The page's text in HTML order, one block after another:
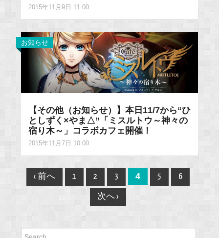
2015年11月9日 11:00
お知らせ
【その他（お知らせ）】本日11/7から“ひ
としずく×やま△”「ミスルトウ～神々の
宿り木～」コラボカフェ開催！
2015年11月7日 10:00
Post
navigation
‹ 前へ 1 2 3 4 5 6
次へ ›